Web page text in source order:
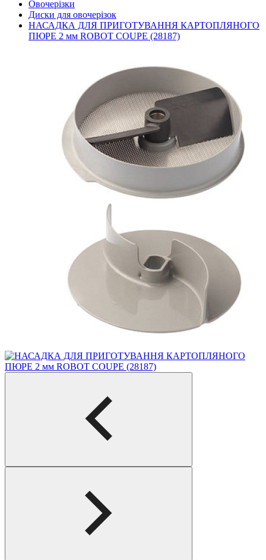
Овочерізки
Диски для овочерізок
НАСАДКА ДЛЯ ПРИГОТУВАННЯ КАРТОПЛЯНОГО
ПЮРЕ 2 мм ROBOT COUPE (28187)